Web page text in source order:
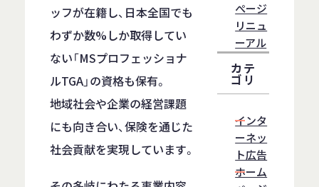
ッフが在籍し、日本全国でも
わずか数%しか取得してい
ない「MSプロフェッショナ
ルTGA」の資格も保有。
地域社会や企業の経営課題
にも向き合い、保険を通じた
社会貢献を実現しています。
ぺージ
リニュ
ーアル
カテ
ゴリ
インタ
ーネッ
ト広告
ホーム